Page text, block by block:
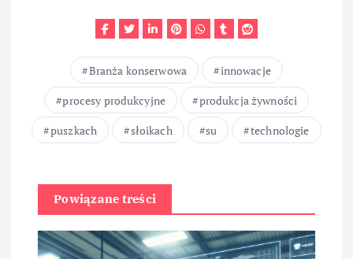
Branża konserwowa
innowacje
procesy produkcyjne
produkcja żywności
puszkach
słoikach su technologie
Powiązane treści